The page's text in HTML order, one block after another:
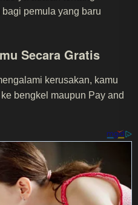
pemula yang baru
Secara Gratis
kerusakan, kamu
bengkel maupun Pay and